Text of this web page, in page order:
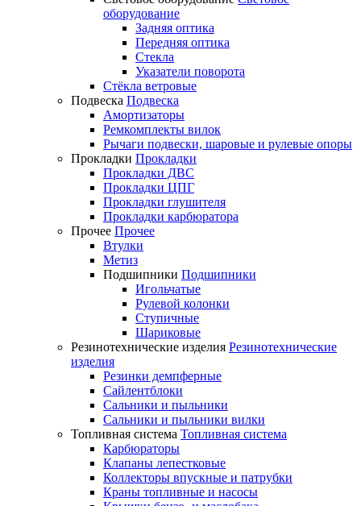
оборудование
Задняя оптика
Передняя оптика
Стекла
Указатели поворота
Стёкла ветровые
Подвеска Подвеска
Амортизаторы
Ремкомплекты вилок
Рычаги подвески, шаровые и рулевые опоры
Прокладки Прокладки
Прокладки ДВС
Прокладки ЦПГ
Прокладки глушителя
Прокладки карбюратора
Прочее Прочее
Втулки
Метиз
Подшипники Подшипники
Игольчатые
Рулевой колонки
Ступичные
Шариковые
Резинотехнические изделия Резинотехнические
изделия
Резинки демпферные
Сайлентблоки
Сальники и пыльники
Сальники и пыльники вилки
Топливная система Топливная система
Карбюраторы
Клапаны лепестковые
Коллекторы впускные и патрубки
Краны топливные и насосы